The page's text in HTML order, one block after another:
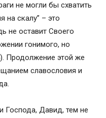
не могли бы схватить
на скалу” – это
не оставит Своего
гонимого, но
Продолжение этой же
славословия и
Господа, Давид, тем не